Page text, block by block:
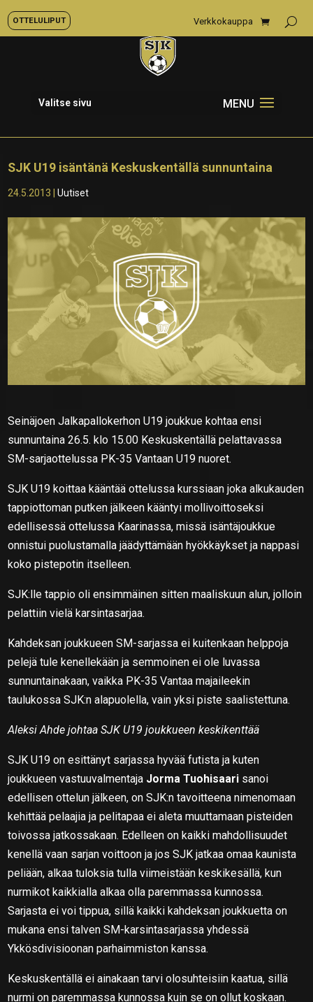
OTTELULIPUT Verkkokauppa
Valitse sivu
SJK U19 isäntänä Keskuskentällä sunnuntaina
24.5.2013 |Uutiset
Seinäjoen Jalkapallokerhon U19 joukkue kohtaa ensi
sunnuntaina 26.5. klo 15.00 Keskuskentällä pelattavassa
SM-sarjaottelussa PK-35 Vantaan U19 nuoret.
SJK U19 koittaa kääntää ottelussa kurssiaan joka alkukauden
tappiottoman putken jälkeen kääntyi mollivoittoseksi
edellisessä ottelussa Kaarinassa, missä isäntäjoukkue
onnistui puolustamalla jäädyttämään hyökkäykset ja nappasi
koko pistepotin itselleen.
SJK:lle tappio oli ensimmäinen sitten maaliskuun alun, jolloin
pelattiin vielä karsintasarjaa.
Kahdeksan joukkueen SM-sarjassa ei kuitenkaan helppoja
pelejä tule kenellekään ja semmoinen ei ole luvassa
sunnuntainakaan, vaikka PK-35 Vantaa majaileekin
taulukossa SJK:n alapuolella, vain yksi piste saalistettuna.
Aleksi Ahde johtaa SJK U19 joukkueen keskikenttää
SJK U19 on esittänyt sarjassa hyvää futista ja kuten
joukkueen vastuuvalmentaja Jorma Tuohisaari sanoi
edellisen ottelun jälkeen, on SJK:n tavoitteena nimenomaan
kehittää pelaajia ja pelitapaa ei aleta muuttamaan pisteiden
toivossa jatkossakaan. Edelleen on kaikki mahdollisuudet
kenellä vaan sarjan voittoon ja jos SJK jatkaa omaa kaunista
peliään, alkaa tuloksia tulla viimeistään keskikesällä, kun
nurmikot kaikkialla alkaa olla paremmassa kunnossa.
Sarjasta ei voi tippua, sillä kaikki kahdeksan joukkuetta on
mukana ensi talven SM-karsintasarjassa yhdessä
Ykkösdivisioonan parhaimmiston kanssa.
Keskuskentällä ei ainakaan tarvi olosuhteisiin kaatua, sillä
nurmi on paremmassa kunnossa kuin se on ollut koskaan.